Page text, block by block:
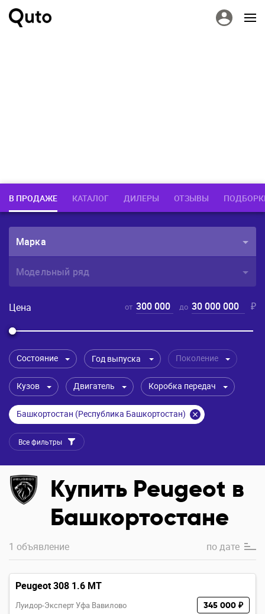
В ПРОДАЖЕ КАТАЛОГ ДИЛЕРЫ ОТЗЫВЫ
Марка
Модельный ряд
Цена от 300 000 до 30 000 000 ₽
Состояние Год выпуска Поколение
Кузов Двигатель Коробка передач
Башкортостан (Республика Башкортостан)
Все фильтры
Купить Peugeot в
Башкортостане
1 объявление подате
Peugeot 308 1.6 MT
Луидор-Эксперт Уфа Вавилово 345 000 ₽